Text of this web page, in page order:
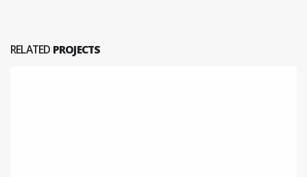
RELATED PROJECTS